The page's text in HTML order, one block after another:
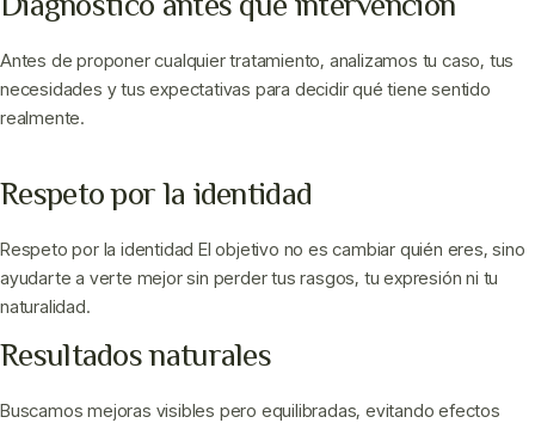
Antes de proponer cualquier tratamiento, analizamos tu caso, tus
necesidades y tus expectativas para decidir qué tiene sentido
realmente.
Respeto por la identidad
Respeto por la identidad El objetivo no es cambiar quién eres, sino
ayudarte a verte mejor sin perder tus rasgos, tu expresión ni tu
naturalidad.
Resultados naturales
Buscamos mejoras visibles pero equilibradas, evitando efectos